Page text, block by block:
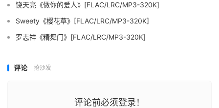
饶天亮《做你的爱人》[FLAC/LRC/MP3-320K]
Sweety《樱花草》[FLAC/LRC/MP3-320K]
罗志祥《精舞门》[FLAC/LRC/MP3-320K]
评论 抢沙发
评论前必须登录！